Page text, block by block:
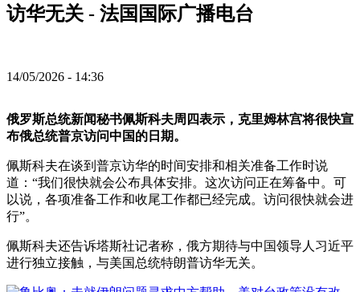
访华无关 - 法国国际广播电台
14/05/2026 - 14:36
俄罗斯总统新闻秘书佩斯科夫周四表示，克里姆林宫将很快宣
布俄总统普京访问中国的日期。
佩斯科夫在谈到普京访华的时间安排和相关准备工作时说
道：“我们很快就会公布具体安排。这次访问正在筹备中。可
以说，各项准备工作和收尾工作都已经完成。访问很快就会进
行”。
佩斯科夫还告诉塔斯社记者称，俄方期待与中国领导人习近平
进行独立接触，与美国总统特朗普访华无关。